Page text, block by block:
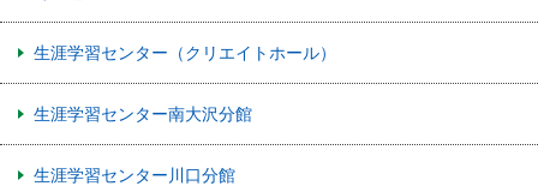
生涯学習センター（クリエイトホール）
生涯学習センター南大沢分館
生涯学習センター川口分館